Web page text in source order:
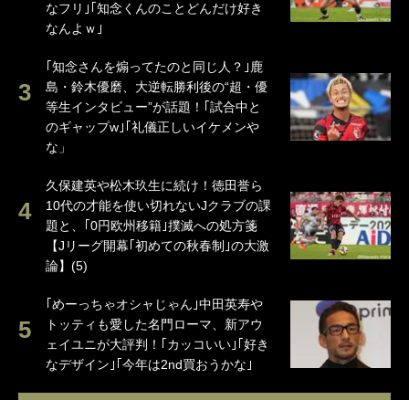
なフリ｣｢知念くんのことどんだけ好き
なんよｗ｣
｢知念さんを煽ってたのと同じ人？｣鹿
島・鈴木優磨、大逆転勝利後の“超・優
等生インタビュー”が話題！｢試合中と
のギャップw｣｢礼儀正しいイケメンや
な」
久保建英や松木玖生に続け！徳田誉ら
10代の才能を使い切れないJクラブの課
題と、｢0円欧州移籍｣撲滅への処方箋
【Jリーグ開幕｢初めての秋春制｣の大激
論】(5)
｢めーっちゃオシャじゃん｣中田英寿や
トッティも愛した名門ローマ、新アウ
ェイユニが大評判！｢カッコいい｣｢好き
なデザイン｣｢今年は2nd買おうかな｣